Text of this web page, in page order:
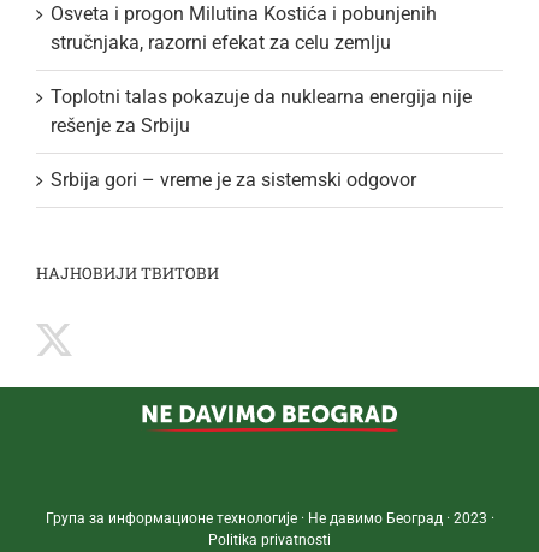
Osveta i progon Milutina Kostića i pobunjenih
stručnjaka, razorni efekat za celu zemlju
Toplotni talas pokazuje da nuklearna energija nije
rešenje za Srbiju
Srbija gori – vreme je za sistemski odgovor
НАЈНОВИЈИ ТВИТОВИ
Група за информационе технологије · Не давимо Београд · 2023 ·
Politika privatnosti